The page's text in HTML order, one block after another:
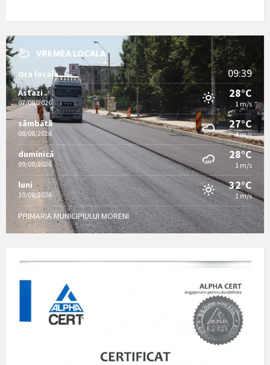
VREMEA LOCALA
Ora locala 09:39
Astazi
07/08/2026
28°C
1 m/s
sâmbătă
08/08/2026
27°C
4 m/s
duminică
09/08/2026
28°C
1 m/s
luni
10/08/2026
32°C
1 m/s
PRIMARIA MUNICIPIULUI MORENI